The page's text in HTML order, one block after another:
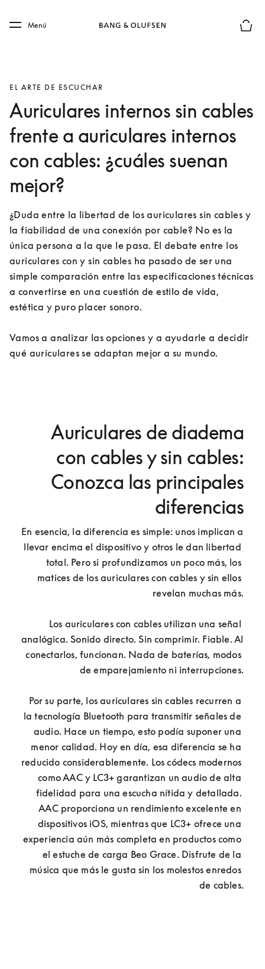
Skip to main footer
Menú
EL ARTE DE ESCUCHAR
Auriculares internos sin cables
frente a auriculares internos
con cables: ¿cuáles suenan
mejor?
¿Duda entre la libertad de los auriculares sin cables y
la fiabilidad de una conexión por cable? No es la
única persona a la que le pasa. El debate entre los
auriculares con y sin cables ha pasado de ser una
simple comparación entre las especificaciones técnicas
a convertirse en una cuestión de estilo de vida,
estética y puro placer sonoro.
Vamos a analizar las opciones y a ayudarle a decidir
qué auriculares se adaptan mejor a su mundo.
Auriculares de diadema
con cables y sin cables:
Conozca las principales
diferencias
En esencia, la diferencia es simple: unos implican a
llevar encima el dispositivo y otros le dan libertad
total. Pero si profundizamos un poco más, los
matices de los auriculares con cables y sin ellos
revelan muchas más.
Los auriculares con cables utilizan una señal
analógica. Sonido directo. Sin comprimir. Fiable. Al
conectarlos, funcionan. Nada de baterías, modos
de emparejamiento ni interrupciones.
Por su parte, los auriculares sin cables recurren a
la tecnología Bluetooth para transmitir señales de
audio. Hace un tiempo, esto podía suponer una
menor calidad. Hoy en día, esa diferencia se ha
reducido considerablemente. Los códecs modernos
como AAC y LC3+ garantizan un audio de alta
fidelidad para una escucha nítida y detallada.
AAC proporciona un rendimiento excelente en
dispositivos iOS, mientras que LC3+ ofrece una
experiencia aún más completa en productos como
el estuche de carga Beo Grace. Disfrute de la
música que más le gusta sin los molestos enredos
de cables.